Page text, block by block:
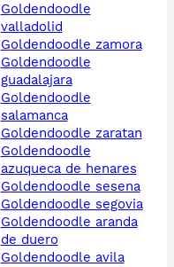
goldendoodle
valladolid
goldendoodle zamora
goldendoodle
guadalajara
goldendoodle
salamanca
goldendoodle zaratan
goldendoodle
azuqueca de henares
goldendoodle sesena
goldendoodle segovia
goldendoodle aranda
de duero
goldendoodle avila